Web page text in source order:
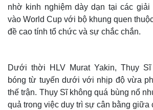
nhờ kinh nghiệm dày dạn tại các
vào World Cup với bộ khung quen
đề cao tính tổ chức và sự chắc chắn.
Dưới thời HLV Murat Yakin, Thụy
bóng từ tuyến dưới với nhịp độ vừa
thế trận. Thụy Sĩ không quá bùng nổ
quả trong việc duy trì sự cân bằng giữa